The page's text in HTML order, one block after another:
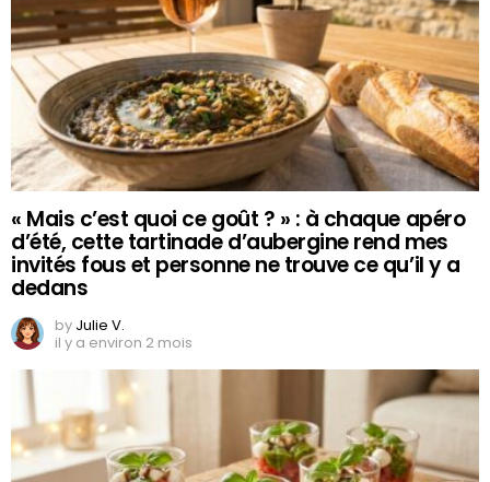
« Mais c’est quoi ce goût ? » : à chaque apéro
d’été, cette tartinade d’aubergine rend mes
invités fous et personne ne trouve ce qu’il y a
dedans
by Julie V.
il y a environ 2 mois